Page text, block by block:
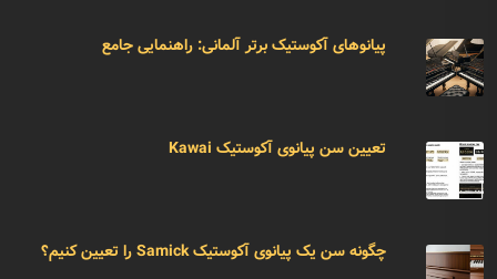
پیانوهای آکوستیک برتر آلمانی: راهنمایی جامع
تعیین سن پیانوی آکوستیک Kawai
چگونه سن یک پیانوی آکوستیک Samick را تعیین کنیم؟